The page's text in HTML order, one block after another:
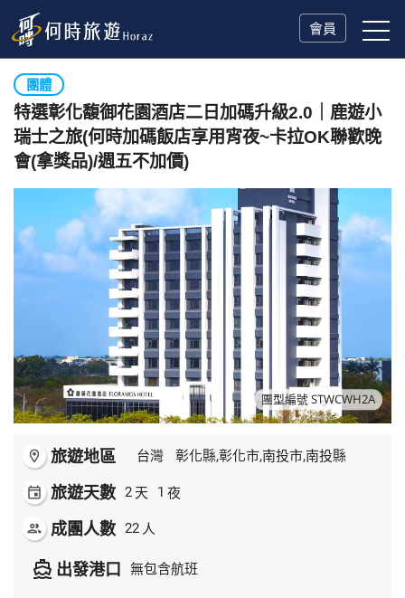
會員
團體
特選彰化馥御花園酒店二日加碼升級2.0｜鹿遊小
瑞士之旅(何時加碼飯店享用宵夜~卡拉OK聯歡晚
會(拿獎品)/週五不加價)
團型編號 STWCWH2A
room 旅遊地區 台灣 彰化縣,彰化市,南投市,南投縣
event 旅遊天數 2 天 1 夜
people 成團人數 22 人
directions_boat 出發港口 無包含航班